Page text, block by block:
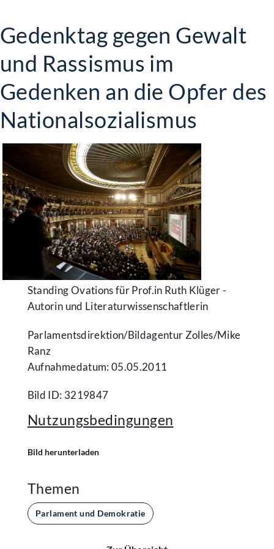
Gedenktag gegen Gewalt
und Rassismus im
Gedenken an die Opfer des
Nationalsozialismus
Standing Ovations für Prof.in Ruth Klüger -
Autorin und Literaturwissenschaftlerin
Parlamentsdirektion/​Bildagentur Zolles/​Mike
Ranz
Aufnahmedatum: 05.05.2011
Bild ID: 3219847
Nutzungsbedingungen
Bild herunterladen
Themen
Parlament und Demokratie